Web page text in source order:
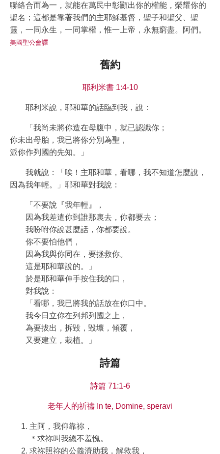
聯絡合而為一，就能在萬民中彰顯出你的權能，榮耀你的
聖名；這都是靠著我們的主耶穌基督，聖子和聖父、聖
靈，一同永生，一同掌權，惟一上帝，永無窮盡。阿們。
美國聖公會譯
舊約
耶利米書 1:4-10
耶利米說，耶和華的話臨到我，說：
「我尚未將你造在母腹中，就已認識你；
你未出母胎，我已將你分別為聖，
派你作列國的先知。」
我就說：「唉！主耶和華，看哪，我不知道怎麼說，
因為我年輕。」耶和華對我說：
「不要說『我年輕』，
因為我差遣你到誰那裏去，你都要去；
我吩咐你說甚麼話，你都要說。
你不要怕他們，
因為我與你同在，要拯救你。
這是耶和華說的。」
於是耶和華伸手按住我的口，
對我說：
「看哪，我已將我的話放在你口中。
我今日立你在列邦列國之上，
為要拔出，拆毀，毀壞，傾覆，
又要建立，栽植。」
詩篇
詩篇 71:1-6
老年人的祈禱 In te, Domine, speravi
主阿，我仰靠祢，
＊求祢叫我總不羞愧。
求祢照祢的公義濟助我，解救我，